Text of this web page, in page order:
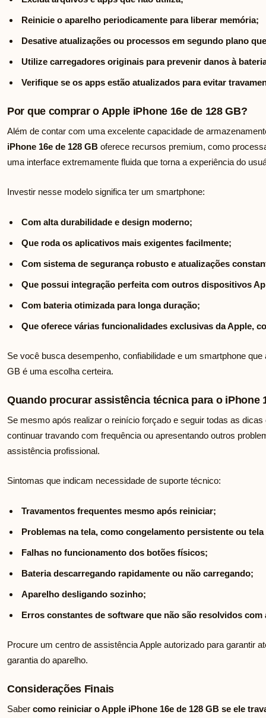
Reinicie o aparelho periodicamente para liberar memória;
Desative atualizações ou processos em segundo plano
Utilize carregadores originais para prevenir danos à
Verifique se os apps estão atualizados para evitar
Por que comprar o Apple iPhone 16e de 128 GB?
Além de contar com uma excelente capacidade de
iPhone 16e de 128 GB oferece recursos premium, como
uma interface extremamente fluida que torna a experiência do
Investir nesse modelo significa ter um smartphone:
Com alta durabilidade e design moderno;
Que roda os aplicativos mais exigentes facilmente;
Com sistema de segurança robusto e atualizações
Que possui integração perfeita com outros dispositivos
Com bateria otimizada para longa duração;
Que oferece várias funcionalidades exclusivas da Apple,
Se você busca desempenho, confiabilidade e um smartphone
GB é uma escolha certeira.
Quando procurar assistência técnica para o iPhone
Se mesmo após realizar o reinício forçado e seguir todas as
continuar travando com frequência ou apresentando outros
assistência profissional.
Sintomas que indicam necessidade de suporte técnico:
Travamentos frequentes mesmo após reiniciar;
Problemas na tela, como congelamento persistente ou
Falhas no funcionamento dos botões físicos;
Bateria descarregando rapidamente ou não carregando;
Aparelho desligando sozinho;
Erros constantes de software que não são resolvidos com
Procure um centro de assistência Apple autorizado para garantir
garantia do aparelho.
Considerações Finais
Saber como reiniciar o Apple iPhone 16e de 128 GB se ele